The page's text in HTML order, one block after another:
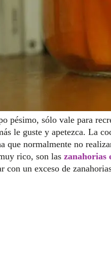
pésimo, sólo vale para
le guste y apetezca. La
que normalmente no
rico, son las zanahorias
un exceso de